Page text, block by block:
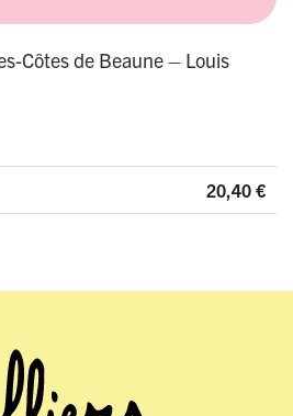
Côtes de Beaune – Louis
20,40 €